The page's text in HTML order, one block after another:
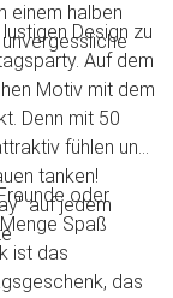
einem halben
Design zu
Auf dem
Motiv mit dem
Denn mit 50
fühlen und
tanken!
auf jedem
oder
Spaß
ist das
das